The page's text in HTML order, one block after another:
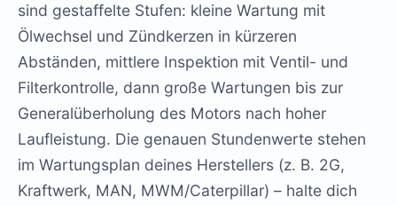
sind gestaffelte Stufen: kleine Wartung mit
Ölwechsel und Zündkerzen in kürzeren
Abständen, mittlere Inspektion mit Ventil- und
Filterkontrolle, dann große Wartungen bis zur
Generalüberholung des Motors nach hoher
Laufleistung. Die genauen Stundenwerte stehen
im Wartungsplan deines Herstellers (z. B. 2G,
Kraftwerk, MAN, MWM/Caterpillar) – halte dich